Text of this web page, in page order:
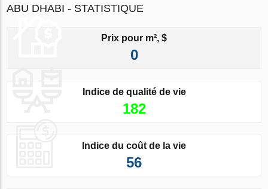
ABU DHABI - STATISTIQUE
Prix pour m², $
0
Indice de qualité de vie
182
Indice du coût de la vie
56